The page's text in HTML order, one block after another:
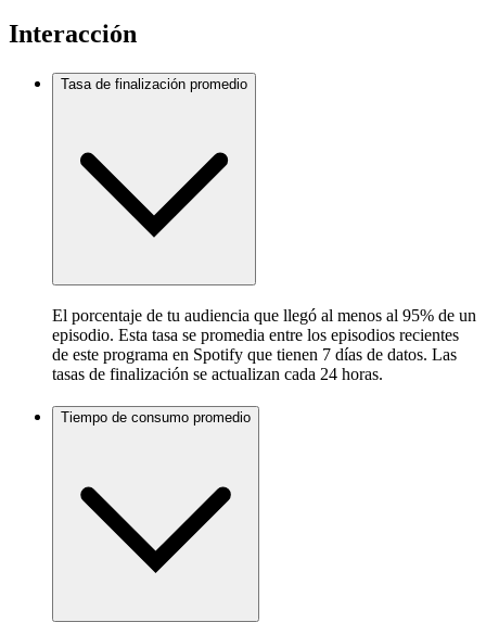
Interacción
Tasa de finalización promedio
El porcentaje de tu audiencia que llegó al menos al 95% de un
episodio. Esta tasa se promedia entre los episodios recientes
de este programa en Spotify que tienen 7 días de datos. Las
tasas de finalización se actualizan cada 24 horas.
Tiempo de consumo promedio